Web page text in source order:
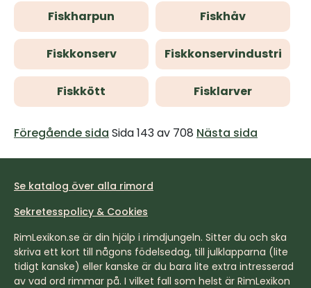
Fiskharpun Fiskhåv
Fiskkonserv Fiskkonservindustri
Fiskkött Fisklarver
Föregående sida Sida 143 av 708 Nästa sida
Se katalog över alla rimord
Sekretesspolicy & Cookies
RimLexikon.se är din hjälp i rimdjungeln. Sitter du och ska
skriva ett kort till någons födelsedag, till julklapparna (lite
tidigt kanske) eller kanske är du bara lite extra intresserad
av vad ord rimmar på. I vilket fall som helst är RimLexikon